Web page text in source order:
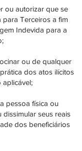
ou autorizar que se
Terceiros a fim
Indevida para a
ou de qualquer
dos atos ilícitos
aplicável;
pessoa física ou
seus reais
dos beneficiários